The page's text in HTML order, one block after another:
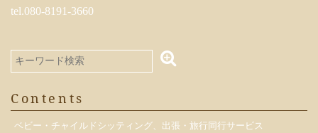
tel.080-8191-3660
Contents
ベビー・チャイルドシッティング、出張・旅行同行サービス